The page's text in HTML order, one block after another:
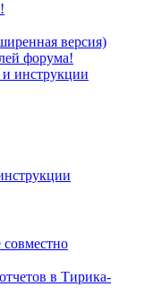
версия)
форума!
и инструкции
в Тирика-